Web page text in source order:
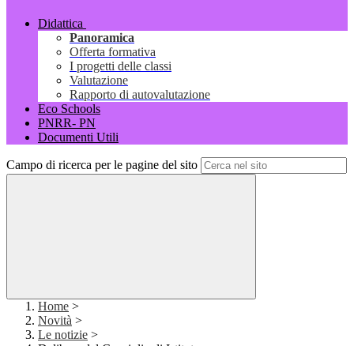
Didattica
Panoramica
Offerta formativa
I progetti delle classi
Valutazione
Rapporto di autovalutazione
Eco Schools
PNRR- PN
Documenti Utili
Campo di ricerca per le pagine del sito
Home >
Novità >
Le notizie >